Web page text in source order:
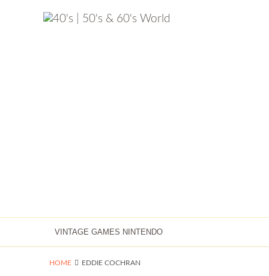
VINTAGE GAMES NINTENDO
HOME EDDIE COCHRAN